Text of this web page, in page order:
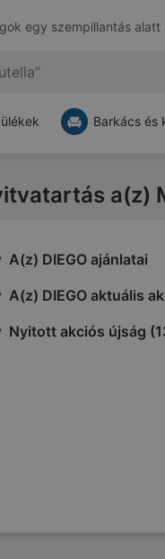
egy szempillantás alatt
Barkács és
a(z)
A(z) DIEGO ajánlatai
A(z) DIEGO aktuális
Nyitott akciós újság